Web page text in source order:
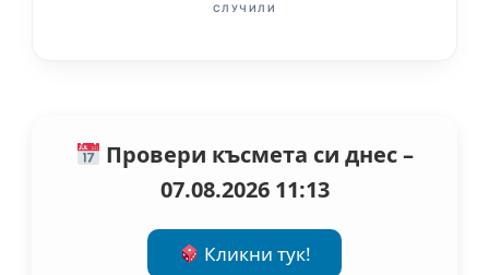
СЛУЧИЛИ
Провери късмета си днес –
07.08.2026 11:13
Кликни тук!